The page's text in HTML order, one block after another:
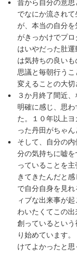
昔から自分の意
でなにか流され
が、本当の自分
がきっかけでプ
はいやだった肚
は気持ちの良い
思議と毎朝行う
変えることの大切
３か月終了間近
明確に感じ、思
た。１０年以上
った丹田がちゃん
そして、自分の
分の気持ちに嘘
っていることを
きてきたんだと
で自分自身を見
ィブな出来事が
わいたくてこの
創っているとい
り始めています
けてよかったと